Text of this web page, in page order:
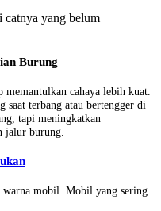
catnya yang belum
Burung
memantulkan cahaya lebih kuat.
saat terbang atau bertengger di
tapi meningkatkan
jalur burung.
warna mobil. Mobil yang sering